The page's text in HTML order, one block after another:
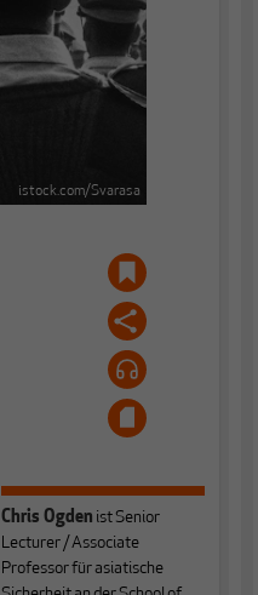
istock.com/Svarasa
Chris Ogden ist Senior
Lecturer / Associate
Professor für asiatische